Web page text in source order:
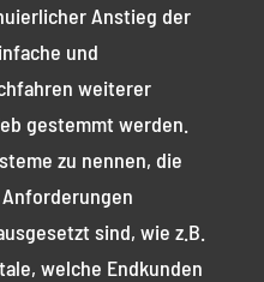
Anstieg der
und
weiterer
gestemmt werden.
zu nennen, die
sind, wie z.B.
welche Endkunden